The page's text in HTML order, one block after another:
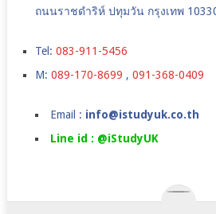
ถนนราชดำริห์ ปทุมวัน กรุงเทพ
Tel: 083-911-5456
M: 089-170-8699 , 091-368-0409
Email : info@istudyuk.co.th
Line id : @iStudyUK